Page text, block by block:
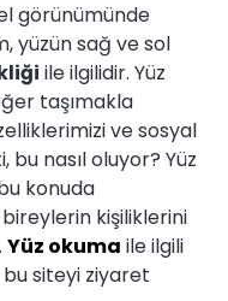
görünümünde
yüzün sağ ve sol
ile ilgilidir. Yüz
taşımakla
ve sosyal
nasıl oluyor? Yüz
konuda
kişiliklerini
Yüz okuma ile ilgili
siteyi ziyaret